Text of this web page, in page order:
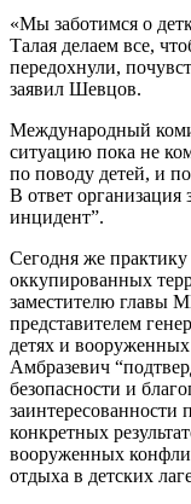
«Мы заботимся о
Талая делаем все,
передохнули,
заявил Шевцов.
Международный
ситуацию пока не
по поводу детей, и
В ответ организация
инцидент”.
Сегодня же практику
оккупированных
заместителю главы
представителем
детях и
Амбразевич
безопасности и
заинтересованности
конкретных
вооруженных
отдыха в детских